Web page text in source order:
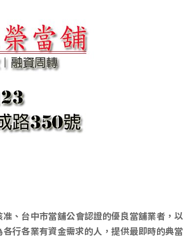
、台中市當舖公會認證的優良當舖業者，
行各業有資金需求的人，提供最即時的典